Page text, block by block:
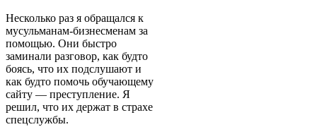
Несколько раз я обращался к
мусульманам-бизнесменам за
помощью. Они быстро
заминали разговор, как будто
боясь, что их подслушают и
как будто помочь обучающему
сайту — преступление. Я
решил, что их держат в страхе
спецслужбы.